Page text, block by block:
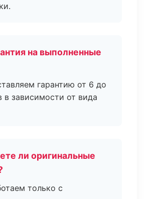
на выполненные
гарантию от 6 до
в зависимости от вида
ли оригинальные
только с